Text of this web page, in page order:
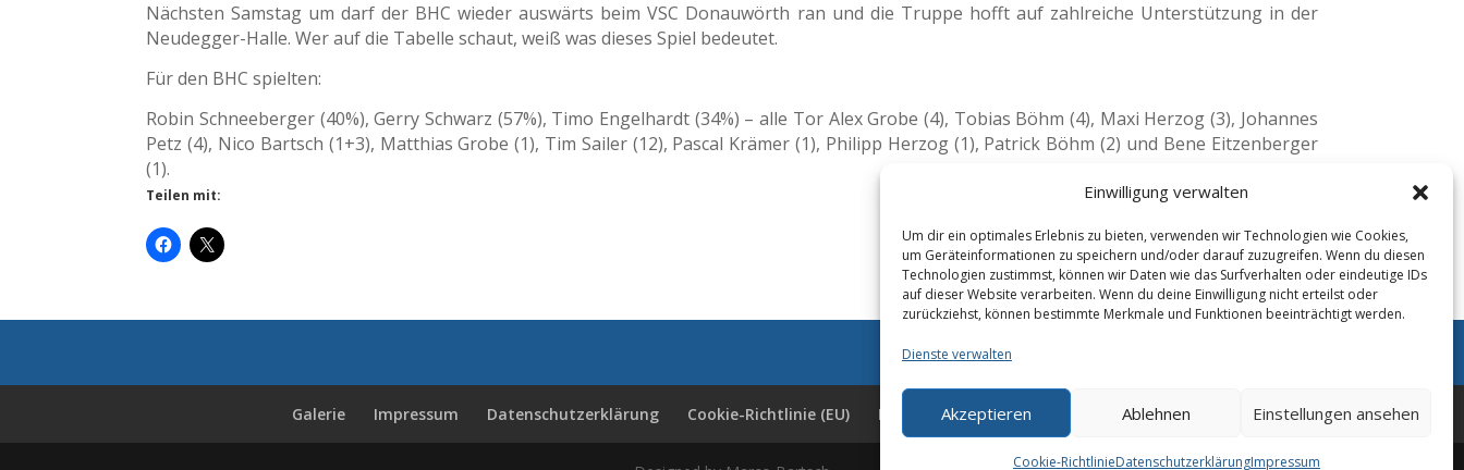
Einwilligung verwalten
Um dir ein optimales Erlebnis zu bieten, verwenden wir Technologien wie Cookies,
um Geräteinformationen zu speichern und/oder darauf zuzugreifen. Wenn du diesen
Technologien zustimmst, können wir Daten wie das Surfverhalten oder eindeutige IDs
auf dieser Website verarbeiten. Wenn du deine Einwilligung nicht erteilst oder
zurückziehst, können bestimmte Merkmale und Funktionen beeinträchtigt werden.
Dienste verwalten
Akzeptieren Ablehnen Einstellungen ansehen
Cookie-RichtlinieDatenschutzerklärungImpressum
Nächsten Samstag um darf der BHC wieder auswärts beim VSC Donauwörth ran und die Truppe hofft auf zahlreiche Unterstützung in der
Neudegger-Halle. Wer auf die Tabelle schaut, weiß was dieses Spiel bedeutet.
Für den BHC spielten:
Robin Schneeberger (40%), Gerry Schwarz (57%), Timo Engelhardt (34%) – alle Tor Alex Grobe (4), Tobias Böhm (4), Maxi Herzog (3), Johannes
Petz (4), Nico Bartsch (1+3), Matthias Grobe (1), Tim Sailer (12), Pascal Krämer (1), Philipp Herzog (1), Patrick Böhm (2) und Bene Eitzenberger
(1).
Teilen mit:
Galerie Impressum Datenschutzerklärung Cookie-Richtlinie (EU) Downloads Kontakt Über uns